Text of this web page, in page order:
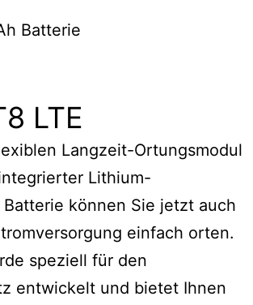
Batterie
LTE
Langzeit-Ortungsmodul
Lithium-
können Sie jetzt auch
einfach orten.
speziell für den
entwickelt und bietet Ihnen